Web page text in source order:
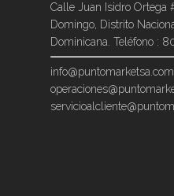
Calle Juan Isidro Ortega
Domingo, Distrito
Dominicana. Teléfono :
info@puntomarketsa.com